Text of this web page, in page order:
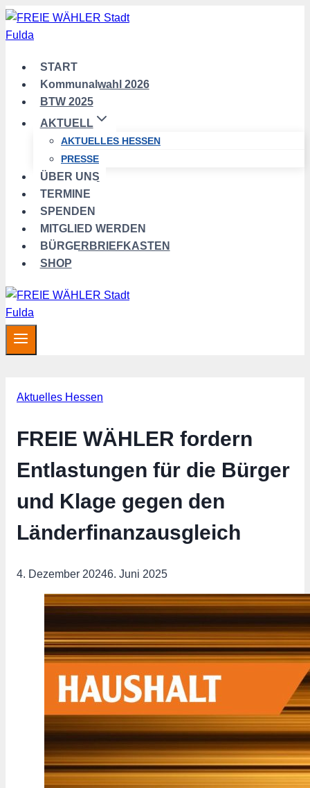
Zum
Inhalt
START
Kommunalwahl 2026
BTW 2025
AKTUELL
AKTUELLES HESSEN
PRESSE
ÜBER UNS
TERMINE
SPENDEN
MITGLIED WERDEN
BÜRGERBRIEFKASTEN
SHOP
Aktuelles Hessen
FREIE WÄHLER fordern
Entlastungen für die Bürger
und Klage gegen den
Länderfinanzausgleich
4. Dezember 20246. Juni 2025